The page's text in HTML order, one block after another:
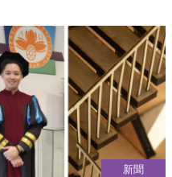
新聞